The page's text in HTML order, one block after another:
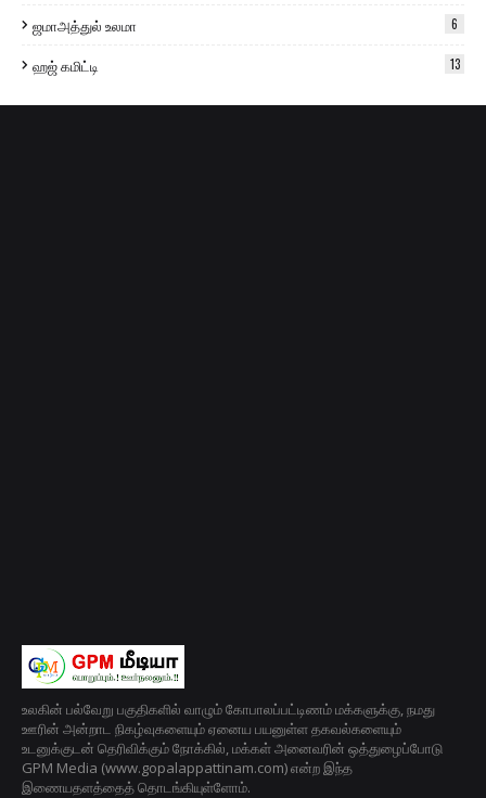
ஜமாஅத்துல் உலமா 6
ஹஜ் கமிட்டி 13
உலகின் பல்வேறு பகுதிகளில் வாழும் கோபாலப்பட்டிணம் மக்களுக்கு, நமது
ஊரின் அன்றாட நிகழ்வுகளையும் ஏனைய பயனுள்ள தகவல்களையும்
உடனுக்குடன் தெரிவிக்கும் நோக்கில், மக்கள் அனைவரின் ஒத்துழைப்போடு
GPM Media (www.gopalappattinam.com) என்ற இந்த
இணையதளத்தைத் தொடங்கியுள்ளோம்.